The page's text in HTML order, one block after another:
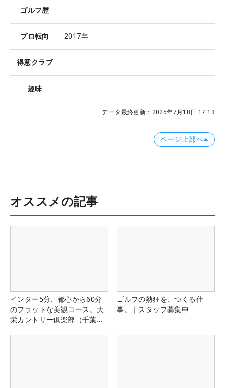
ゴルフ歴
プロ転向 2017年
得意クラブ
趣味
データ最終更新： 2025年7月18日 17:13
ページ上部へ
オススメの記事
インター5分、都心から60分
のフラットな美観コース。大
栄カントリー俱楽部（千葉
ゴルフの熱狂を、つくる仕
事。｜スタッフ募集中